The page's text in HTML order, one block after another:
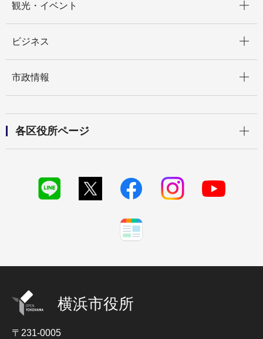
観光・イベント
ビジネス
市政情報
各区役所ページ
横浜市役所
〒231-0005